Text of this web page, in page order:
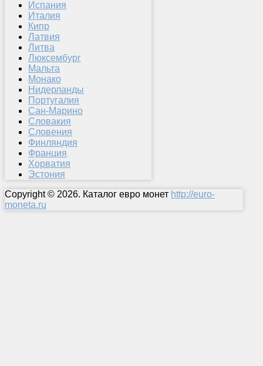
Испания
Италия
Кипр
Латвия
Литва
Люксембург
Мальта
Монако
Нидерланды
Португалия
Сан-Марино
Словакия
Словения
Финляндия
Франция
Хорватия
Эстония
Copyright © 2026. Каталог евро монет http://euro-
moneta.ru